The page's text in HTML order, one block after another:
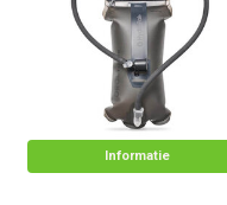
Informatie